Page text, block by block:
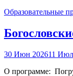
Образовательные
30 Июн 202611
О программе: